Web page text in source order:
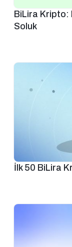
BiLira Kripto:
Soluk
İlk 50 BiLira